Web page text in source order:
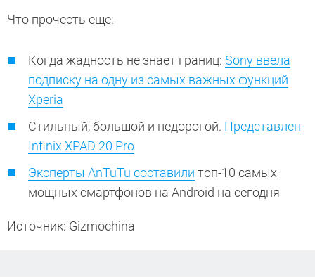
Что прочесть еще:
Когда жадность не знает границ: Sony ввела
подписку на одну из самых важных функций
Xperia
Стильный, большой и недорогой. Представлен
Infinix XPAD 20 Pro
Эксперты AnTuTu составили топ-10 самых
мощных смартфонов на Android на сегодня
Источник: Gizmochina